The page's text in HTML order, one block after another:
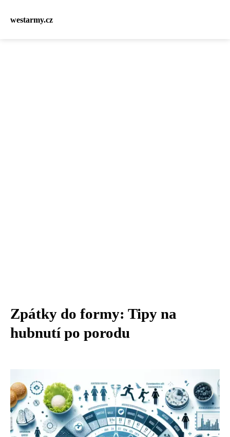
westarmy.cz
Zpátky do formy: Tipy na
hubnutí po porodu